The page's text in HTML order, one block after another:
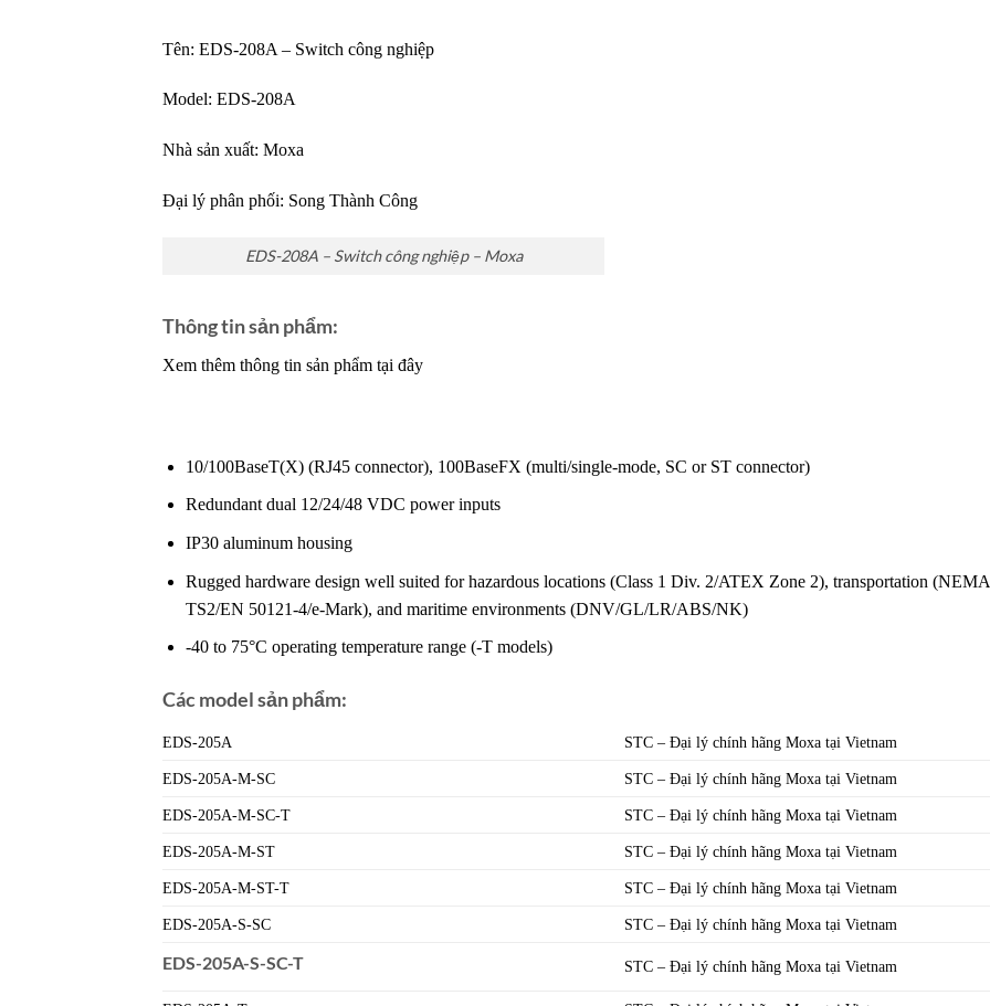
Tên: EDS-208A – Switch công nghiệp
Model: EDS-208A
Nhà sản xuất: Moxa
Đại lý phân phối: Song Thành Công
EDS-208A – Switch công nghiệp – Moxa
Thông tin sản phẩm:
Xem thêm thông tin sản phẩm tại đây
10/100BaseT(X) (RJ45 connector), 100BaseFX (multi/single-mode, SC or ST connector)
Redundant dual 12/24/48 VDC power inputs
IP30 aluminum housing
Rugged hardware design well suited for hazardous locations (Class 1 Div. 2/ATEX Zone 2), transportation (NEMA
TS2/EN 50121-4/e-Mark), and maritime environments (DNV/GL/LR/ABS/NK)
-40 to 75°C operating temperature range (-T models)
Các model sản phẩm:
EDS-205A STC – Đại lý chính hãng Moxa tại Vietnam
EDS-205A-M-SC STC – Đại lý chính hãng Moxa tại Vietnam
EDS-205A-M-SC-T STC – Đại lý chính hãng Moxa tại Vietnam
EDS-205A-M-ST STC – Đại lý chính hãng Moxa tại Vietnam
EDS-205A-M-ST-T STC – Đại lý chính hãng Moxa tại Vietnam
EDS-205A-S-SC STC – Đại lý chính hãng Moxa tại Vietnam
EDS-205A-S-SC-T STC – Đại lý chính hãng Moxa tại Vietnam